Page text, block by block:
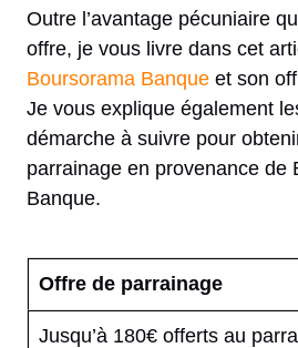
Outre l’avantage pécuniaire
offre, je vous livre dans cet
Boursorama Banque et son
Je vous explique également
démarche à suivre pour
parrainage en provenance de
Banque.
Offre de parrainage
Jusqu’à 180€ offerts au